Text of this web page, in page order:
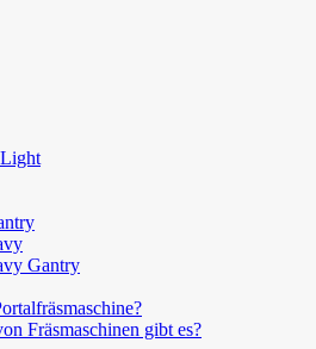
Gantry
Fräsmaschinen gibt es?